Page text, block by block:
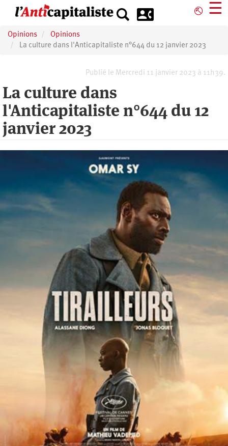
principal
⎋ ☰
Opinions
Opinions
La culture dans l'Anticapitaliste n°644 du 12 janvier 2023
Publié le Mercredi 11 janvier 2023 à 11h39.
La culture dans
l'Anticapitaliste n°644 du 12
janvier 2023